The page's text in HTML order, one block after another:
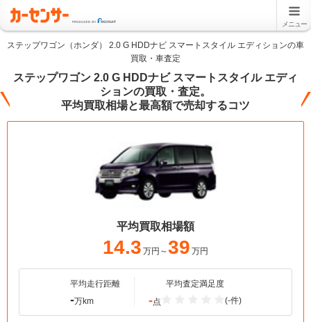
メニュー
ステップワゴン（ホンダ） 2.0 G HDDナビ スマートスタイル エディションの車
買取・車査定
ステップワゴン 2.0 G HDDナビ スマートスタイル エディ
ションの買取・査定。
平均買取相場と最高額で売却するコツ
平均買取相場額
14.3 万円～39 万円
平均走行距離
-万km
平均査定満足度
-点 (-件)